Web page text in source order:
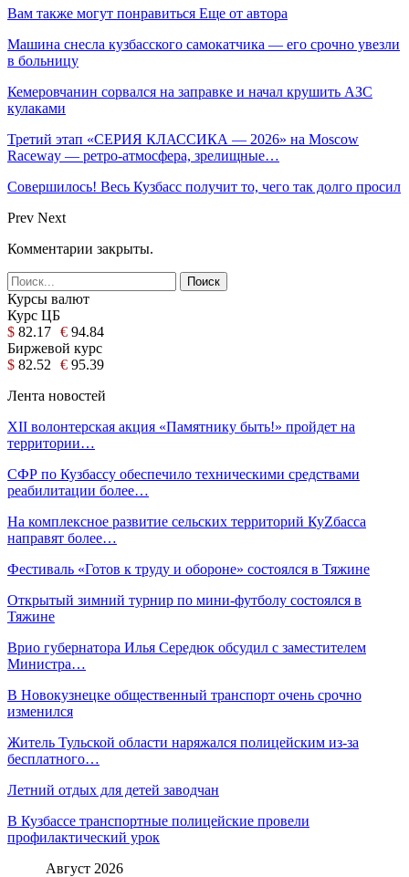
Вам также могут понравиться Еще от автора
Машина снесла кузбасского самокатчика — его срочно увезли
в больницу
Кемеровчанин сорвался на заправке и начал крушить АЗС
кулаками
Третий этап «СЕРИЯ КЛАССИКА — 2026» на Moscow
Raceway — ретро‑атмосфера, зрелищные…
Совершилось! Весь Кузбасс получит то, чего так долго просил
Prev Next
Комментарии закрыты.
Курсы валют
Курс ЦБ
$ 82.17 € 94.84
Биржевой курс
$ 82.52 € 95.39
Лента новостей
XII волонтерская акция «Памятнику быть!» пройдет на
территории…
СФР по Кузбассу обеспечило техническими средствами
реабилитации более…
На комплексное развитие сельских территорий КуZбасса
направят более…
Фестиваль «Готов к труду и обороне» состоялся в Тяжине
Открытый зимний турнир по мини-футболу состоялся в
Тяжине
Врио губернатора Илья Середюк обсудил с заместителем
Министра…
В Новокузнецке общественный транспорт очень срочно
изменился
Житель Тульской области наряжался полицейским из-за
бесплатного…
Летний отдых для детей заводчан
В Кузбассе транспортные полицейские провели
профилактический урок
Август 2026